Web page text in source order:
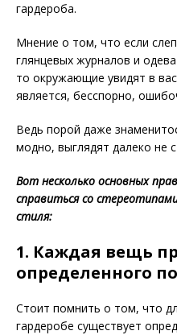
гардероба.
Мнение о том, что если
глянцевых журналов и
то окружающие увидят в
является, бесспорно,
Ведь порой даже
модно, выглядят далеко не
Вот несколько основных
справиться со
стиля:
1. Каждая вещь
определенного
Стоит помнить о том, что
гардеробе существует